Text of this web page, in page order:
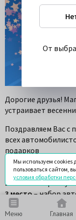
Меню Главная
Дорогие друзья!
устраивает
Поздравляем Вас с
всех
подарков
В конкурсе будет
1 место– плед
2 место–
3 место – набор
Условия участия
От
Мы используем cookies
пользоваться сайтом,
условия обработки